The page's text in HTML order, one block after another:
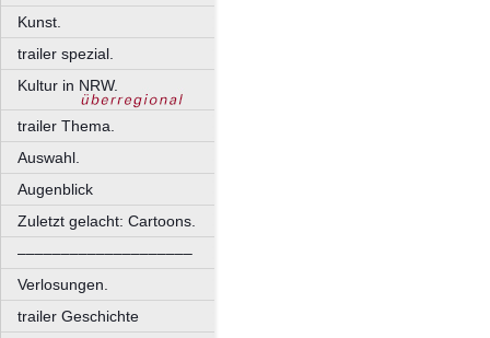
Kunst.
trailer spezial.
Kultur in NRW.
trailer Thema.
Auswahl.
Augenblick
Zuletzt gelacht: Cartoons.
––––––––––––––––––––
Verlosungen.
trailer Geschichte